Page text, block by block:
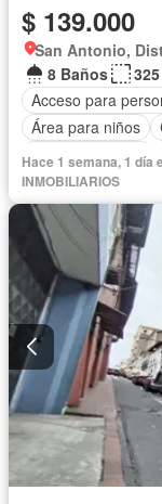
$ 139.000
San Antonio,
8 Baños
Acceso para
Área para niños
Estacionamiento
Hace 1 semana, 1 día
INMOBILIARIOS